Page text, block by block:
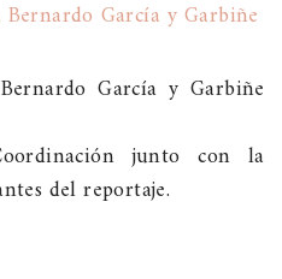
García y Garbiñe
junto con la
del reportaje.